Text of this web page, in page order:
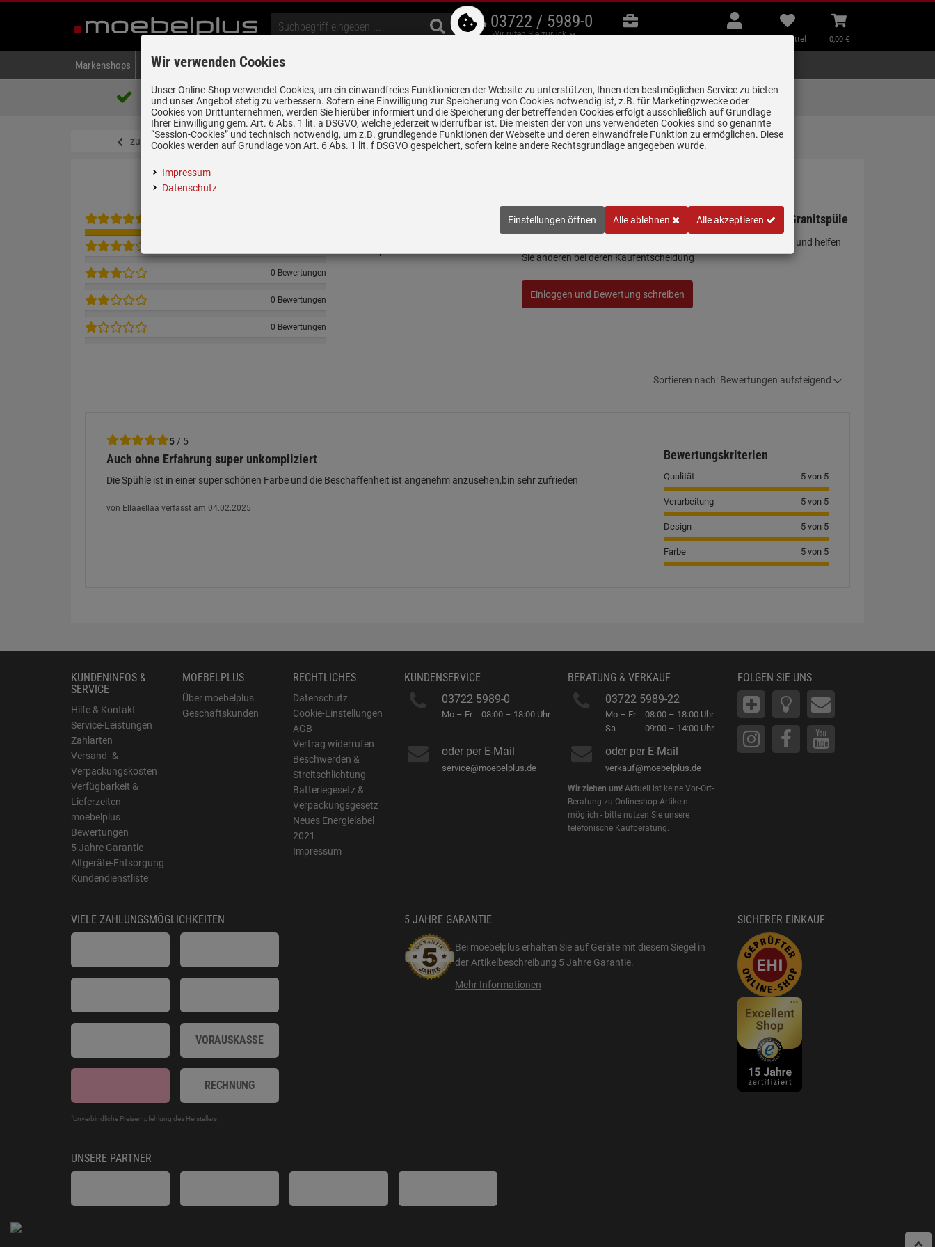
03722 / 5989-0
Wir rufen Sie zurück
B2B
Beratung
Mein
Konto
Merkzettel
aufklappen
Merkzettel
Warenkorb
aufklappen
0,00 €
Markenshops Backen & Kochen Kühlen & Gefrieren
Über 85.000 positive Bewertungen
auf eBay, Amazon und Trusted Shops
5 Jahre Garantie auf
alle gekennzeichneten Produkte
Lieferung zum
Wunschtermin
zurück zum Artikel
0 Bewertungen
0 Bewertungen
0 Bewertungen
Franke Strata STG 614-78 Cashmere - 114.0303.673 Granitspüle
Schreiben Sie jetzt Ihre persönliche Erfahrung mit diesem Artikel und helfen
Sie anderen bei deren Kaufentscheidung
Einloggen und Bewertung schreiben
Sortieren nach: Bewertungen aufsteigend
5 / 5
Auch ohne Erfahrung super unkompliziert
Die Spühle ist in einer super schönen Farbe und die Beschaffenheit ist angenehm anzusehen,bin sehr zufrieden
von Ellaaellaa verfasst am 04.02.2025
Bewertungskriterien
Qualität 5 von 5
Verarbeitung 5 von 5
Design 5 von 5
Farbe 5 von 5
KUNDENINFOS &
SERVICE
Hilfe & Kontakt
Service-Leistungen
Zahlarten
Versand- &
Verpackungskosten
Verfügbarkeit &
Lieferzeiten
moebelplus
Bewertungen
5 Jahre Garantie
Altgeräte-Entsorgung
Kundendienstliste
MOEBELPLUS
Über moebelplus
Geschäftskunden
RECHTLICHES
Datenschutz
Cookie-Einstellungen
AGB
Vertrag widerrufen
Beschwerden &
Streitschlichtung
Batteriegesetz &
Verpackungsgesetz
Neues Energielabel
2021
Impressum
KUNDENSERVICE
03722 5989-0
Mo – Fr 08:00 – 18:00 Uhr
oder per E-Mail
service@moebelplus.de
BERATUNG & VERKAUF
03722 5989-22
Mo – Fr
Sa
08:00 – 18:00 Uhr
09:00 – 14:00 Uhr
oder per E-Mail
verkauf@moebelplus.de
Wir ziehen um! Aktuell ist keine Vor-Ort-
Beratung zu Onlineshop-Artikeln
möglich - bitte nutzen Sie unsere
telefonische Kaufberatung.
FOLGEN SIE UNS
VIELE ZAHLUNGSMÖGLICHKEITEN
VORAUSKASSE
RECHNUNG
*Unverbindliche Preisempfehlung des Herstellers
5 JAHRE GARANTIE
Bei moebelplus erhalten Sie auf Geräte mit diesem Siegel in
der Artikelbeschreibung 5 Jahre Garantie.
Mehr Informationen
SICHERER EINKAUF
UNSERE PARTNER
Wir verwenden Cookies
Unser Online-Shop verwendet Cookies, um ein einwandfreies Funktionieren der Website zu unterstützen, Ihnen den bestmöglichen Service zu bieten
und unser Angebot stetig zu verbessern. Sofern eine Einwilligung zur Speicherung von Cookies notwendig ist, z.B. für Marketingzwecke oder
Cookies von Drittunternehmen, werden Sie hierüber informiert und die Speicherung der betreffenden Cookies erfolgt ausschließlich auf Grundlage
Ihrer Einwilligung gem. Art. 6 Abs. 1 lit. a DSGVO, welche jederzeit widerrufbar ist. Die meisten der von uns verwendeten Cookies sind so genannte
“Session-Cookies” und technisch notwendig, um z.B. grundlegende Funktionen der Webseite und deren einwandfreie Funktion zu ermöglichen. Diese
Cookies werden auf Grundlage von Art. 6 Abs. 1 lit. f DSGVO gespeichert, sofern keine andere Rechtsgrundlage angegeben wurde.
Impressum
Datenschutz
Einstellungen öffnen Alle ablehnen Alle akzeptieren